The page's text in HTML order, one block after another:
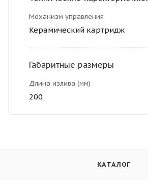
Механизм управления
Керамический картридж
Габаритные размеры
Длина излива (мм)
200
КАТАЛОГ